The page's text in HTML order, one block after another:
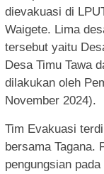
dievakuasi di
Waigete. Lima
tersebut yaitu
Desa Timu Tawa
dilakukan oleh
November 2024).
Tim Evakuasi
bersama Tagana.
pengungsian